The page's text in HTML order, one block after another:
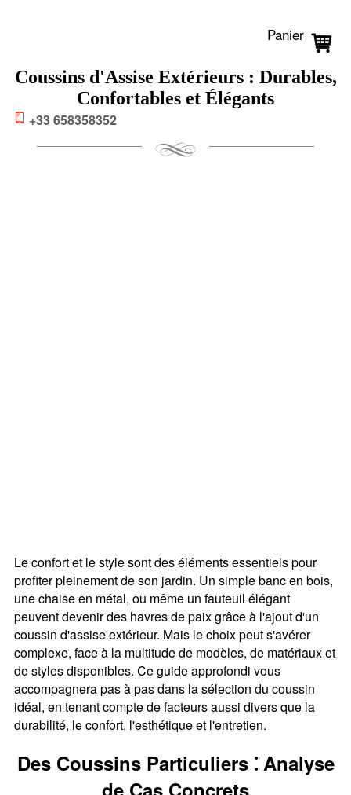
+33 658358352
Panier
Coussins d'Assise Extérieurs : Durables,
Confortables et Élégants
Le confort et le style sont des éléments essentiels pour
profiter pleinement de son jardin. Un simple banc en bois,
une chaise en métal, ou même un fauteuil élégant
peuvent devenir des havres de paix grâce à l'ajout d'un
coussin d'assise extérieur. Mais le choix peut s'avérer
complexe, face à la multitude de modèles, de matériaux et
de styles disponibles. Ce guide approfondi vous
accompagnera pas à pas dans la sélection du coussin
idéal, en tenant compte de facteurs aussi divers que la
durabilité, le confort, l'esthétique et l'entretien.
Des Coussins Particuliers ⁚ Analyse
de Cas Concrets